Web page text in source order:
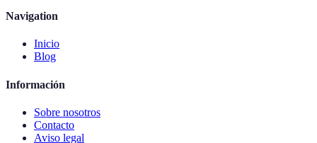
Navigation
Inicio
Blog
Información
Sobre nosotros
Contacto
Aviso legal